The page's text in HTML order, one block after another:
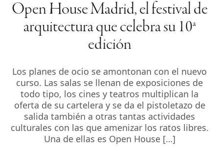
Open House Madrid, el festival de
arquitectura que celebra su 10ª
edición
Los planes de ocio se amontonan con el nuevo
curso. Las salas se llenan de exposiciones de
todo tipo, los cines y teatros multiplican la
oferta de su cartelera y se da el pistoletazo de
salida también a otras tantas actividades
culturales con las que amenizar los ratos libres.
Una de ellas es Open House […]